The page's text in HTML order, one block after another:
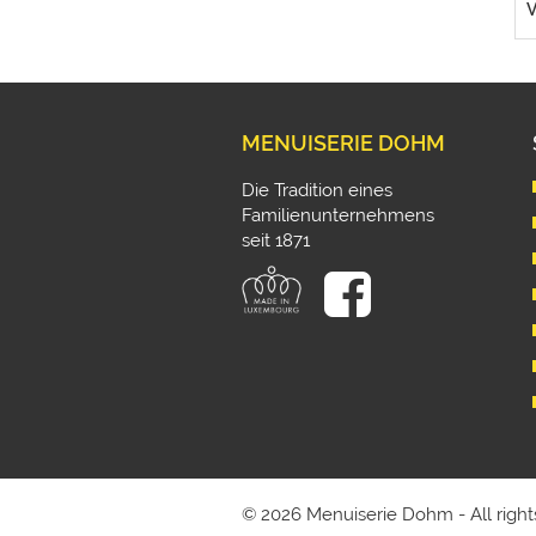
MENUISERIE DOHM
Die Tradition eines
Familienunternehmens
seit 1871
© 2026 Menuiserie Dohm - All